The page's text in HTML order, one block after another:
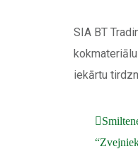
SIA BT
iekārtu